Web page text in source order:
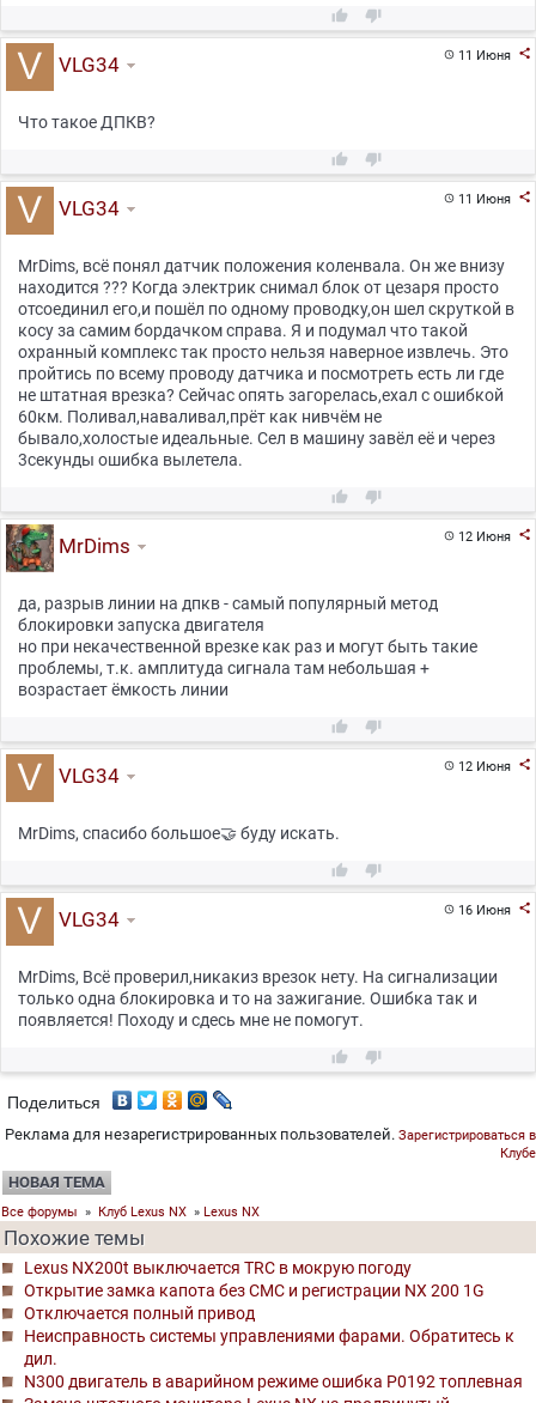
 
11 Июня 
VLG34
Что такое ДПКВ?
 
11 Июня 
VLG34
MrDims, всё понял датчик положения коленвала. Он же внизу
находится ??? Когда электрик снимал блок от цезаря просто
отсоединил его,и пошёл по одному проводку,он шел скруткой в
косу за самим бордачком справа. Я и подумал что такой
охранный комплекс так просто нельзя наверное извлечь. Это
пройтись по всему проводу датчика и посмотреть есть ли где
не штатная врезка? Сейчас опять загорелась,ехал с ошибкой
60км. Поливал,наваливал,прёт как нивчём не
бывало,холостые идеальные. Сел в машину завёл её и через
3секунды ошибка вылетела.
 
12 Июня 
MrDims
да, разрыв линии на дпкв - самый популярный метод
блокировки запуска двигателя
но при некачественной врезке как раз и могут быть такие
проблемы, т.к. амплитуда сигнала там небольшая +
возрастает ёмкость линии
 
12 Июня 
VLG34
MrDims, спасибо большое🤝 буду искать.
 
16 Июня 
VLG34
MrDims, Всё проверил,никакиз врезок нету. На сигнализации
только одна блокировка и то на зажигание. Ошибка так и
появляется! Походу и сдесь мне не помогут.
 
Поделиться
Реклама для незарегистрированных пользователей. Зарегистрироваться в
Клубе
НОВАЯ ТЕМА
Все форумы » Клуб Lexus NX » Lexus NX
Похожие темы
Lexus NX200t выключается TRC в мокрую погоду
Открытие замка капота без СМС и регистрации NX 200 1G
Отключается полный привод
Неисправность системы управлениями фарами. Обратитесь к
дил.
N300 двигатель в аварийном режиме ошибка P0192 топлевная